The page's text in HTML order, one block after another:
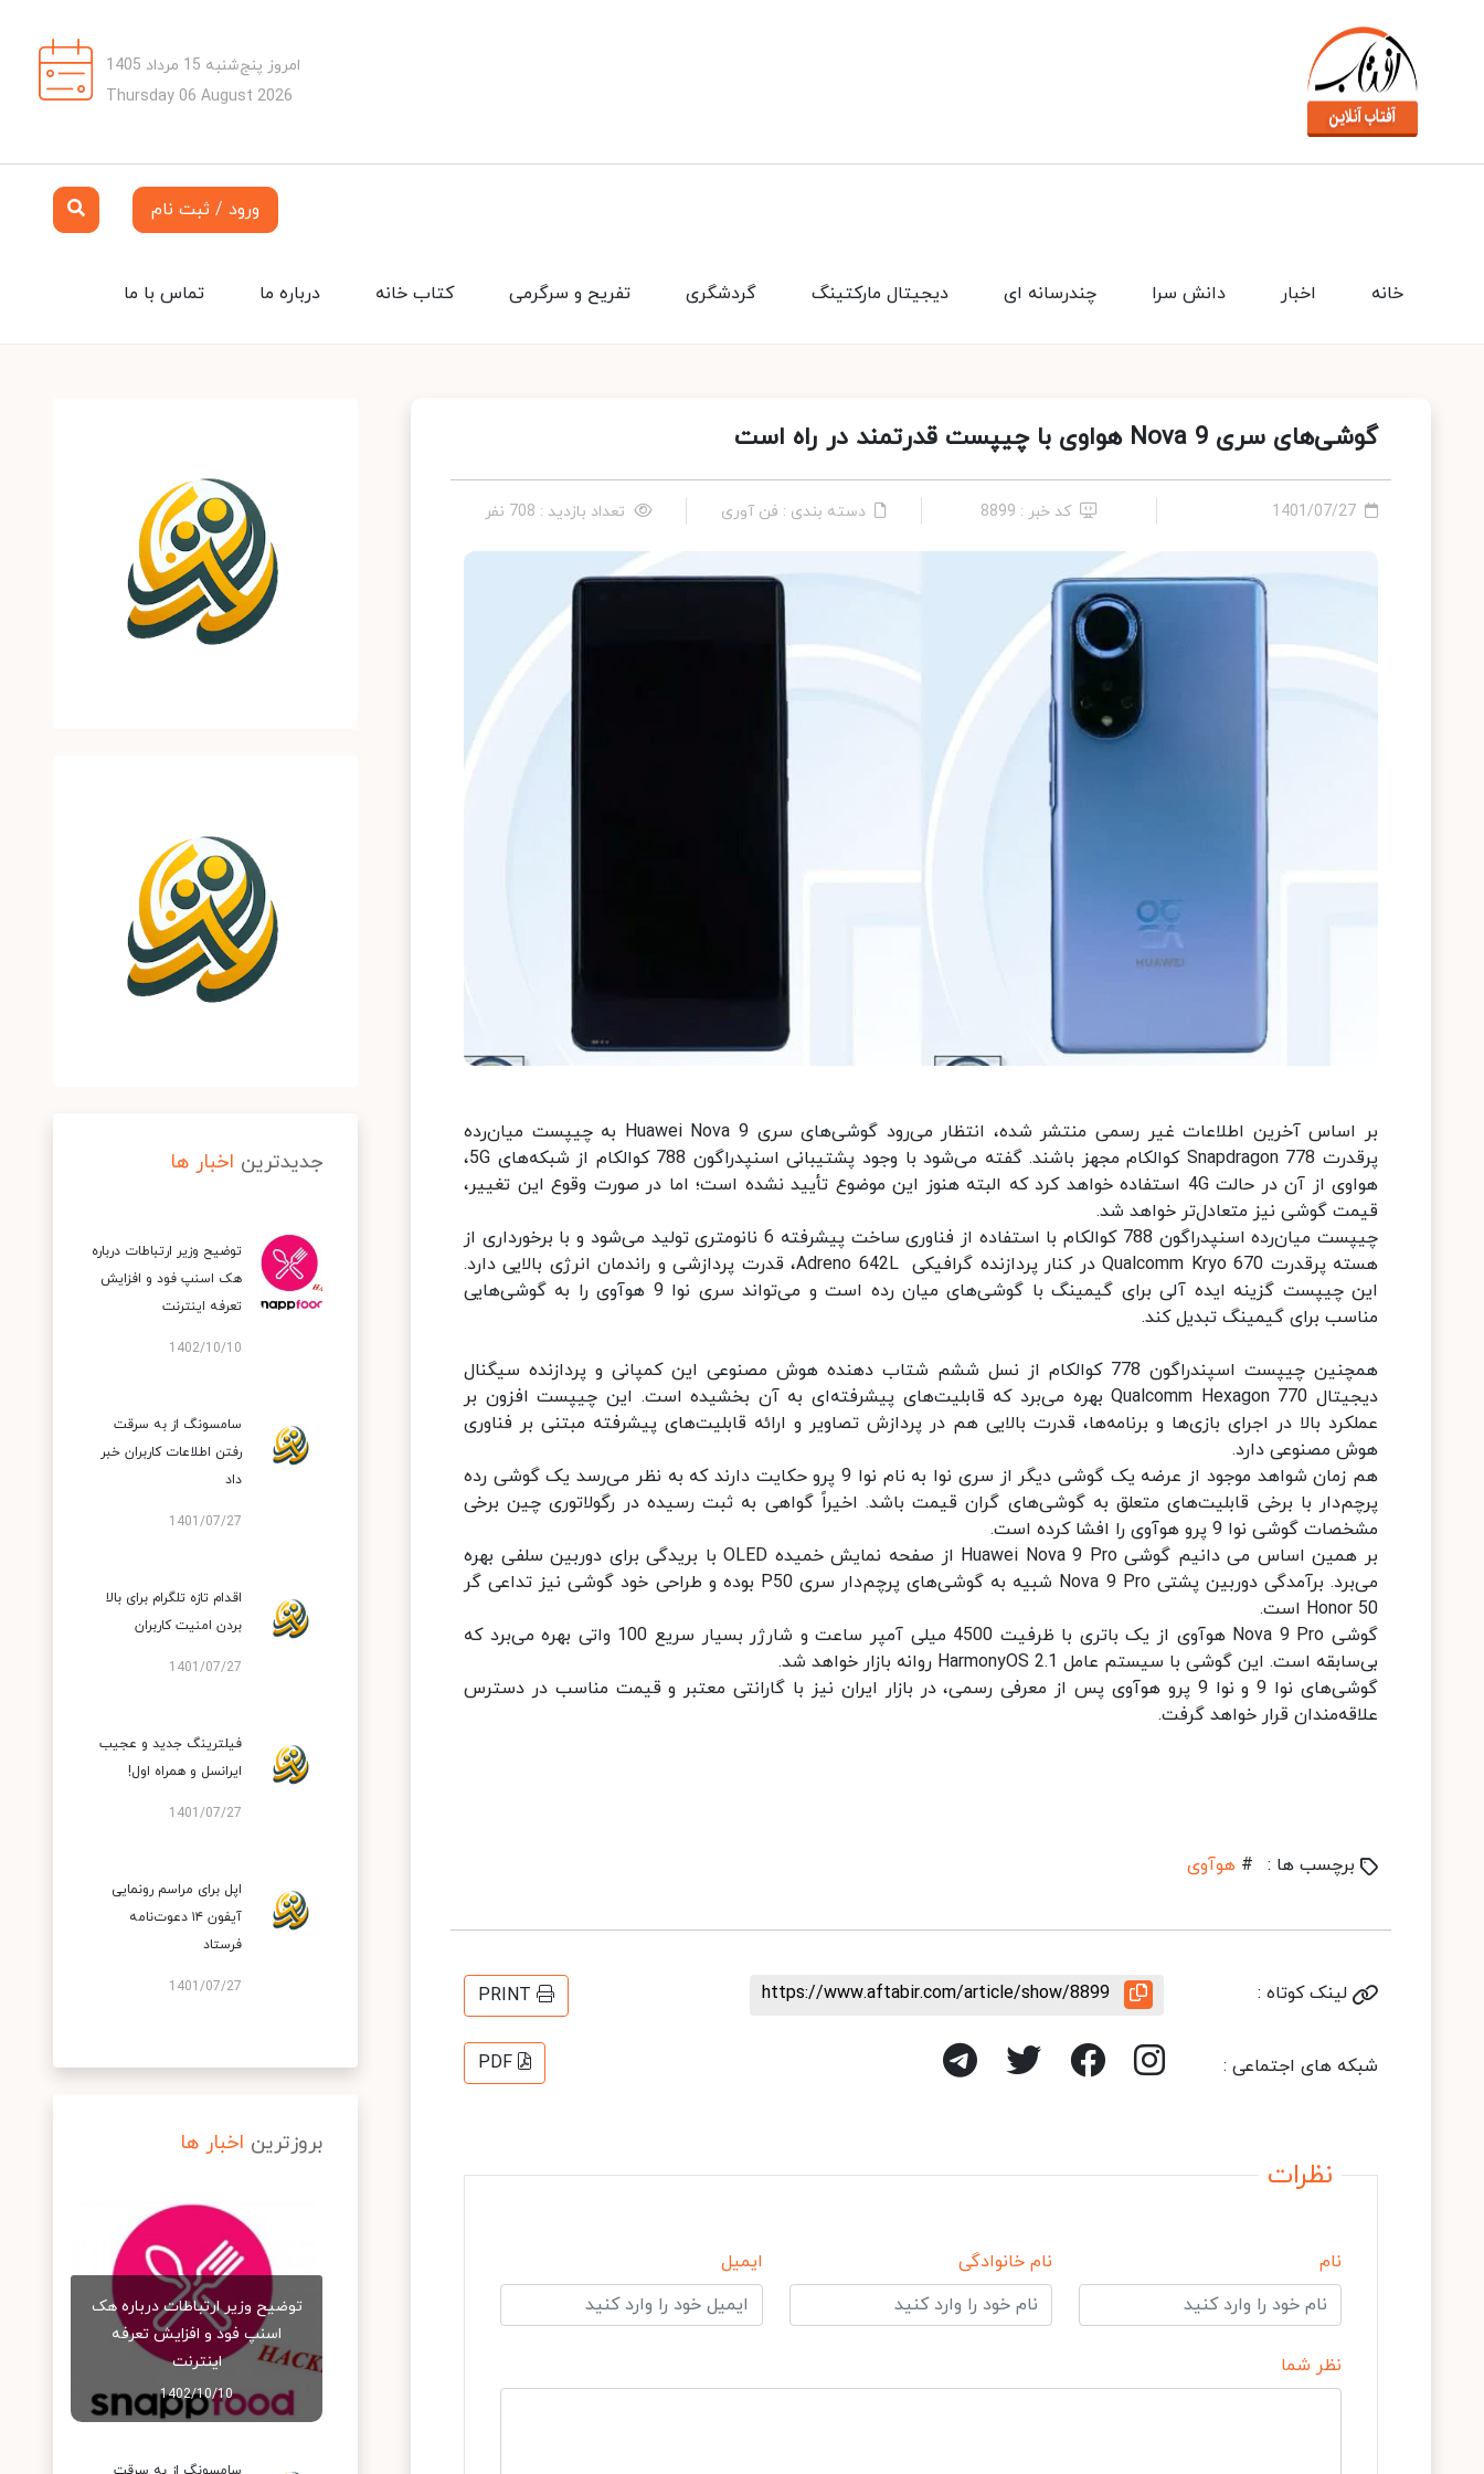
امروز پنج‌شنبه 15 مرداد 1405
Thursday 06 August 2026
ورود / ثبت نام
تماس با ما درباره ما کتاب خانه تفریح و سرگرمی گردشگری دیجیتال مارکتینگ چندرسانه ای دانش سرا اخبار خانه
گوشی‌های سری Nova 9 هواوی با چیپست قدرتمند در راه است
1401/07/27 کد خبر : 8899 دسته بندی : فن آوری تعداد بازدید : 708 نفر
بر اساس آخرین اطلاعات غیر رسمی منتشر شده، انتظار می‌رود گوشی‌های سری Huawei Nova 9 به چیپست میان‌رده
پرقدرت Snapdragon 778 کوالکام مجهز باشند. گفته می‌شود با وجود پشتیبانی اسنپدراگون 788 کوالکام از شبکه‌های 5G،
هواوی از آن در حالت 4G استفاده خواهد کرد که البته هنوز این موضوع تأیید نشده است؛ اما در صورت وقوع این تغییر،
قیمت گوشی نیز متعادل‌تر خواهد شد.
چیپست میان‌رده اسنپدراگون 788 کوالکام با استفاده از فناوری ساخت پیشرفته 6 نانومتری تولید می‌شود و با برخورداری از
هسته پرقدرت Qualcomm Kryo 670 در کنار پردازنده گرافیکی Adreno 642L، قدرت پردازشی و راندمان انرژی بالایی دارد.
این چیپست گزینه ایده آلی برای گیمینگ با گوشی‌های میان رده است و می‌تواند سری نوا 9 هوآوی را به گوشی‌هایی
مناسب برای گیمینگ تبدیل کند.
همچنین چیپست اسپندراگون 778 کوالکام از نسل ششم شتاب دهنده هوش مصنوعی این کمپانی و پردازنده سیگنال
دیجیتال Qualcomm Hexagon 770 بهره می‌برد که قابلیت‌های پیشرفته‌ای به آن بخشیده است. این چیپست افزون بر
عملکرد بالا در اجرای بازی‌ها و برنامه‌ها، قدرت بالایی هم در پردازش تصاویر و ارائه قابلیت‌های پیشرفته مبتنی بر فناوری
هوش مصنوعی دارد.
هم زمان شواهد موجود از عرضه یک گوشی دیگر از سری نوا به نام نوا 9 پرو حکایت دارند که به نظر می‌رسد یک گوشی رده
پرچم‌دار با برخی قابلیت‌های متعلق به گوشی‌های گران قیمت باشد. اخیراً گواهی به ثبت رسیده در رگولاتوری چین برخی
مشخصات گوشی نوا 9 پرو هوآوی را افشا کرده است.
بر همین اساس می دانیم گوشی Huawei Nova 9 Pro از صفحه نمایش خمیده OLED با بریدگی برای دوربین سلفی بهره
می‌برد. برآمدگی دوربین پشتی Nova 9 Pro شبیه به گوشی‌های پرچم‌دار سری P50 بوده و طراحی خود گوشی نیز تداعی گر
Honor 50 است.
گوشی Nova 9 Pro هوآوی از یک باتری با ظرفیت 4500 میلی آمپر ساعت و شارژر بسیار سریع 100 واتی بهره می‌برد که
بی‌سابقه است. این گوشی با سیستم عامل HarmonyOS 2.1 روانه بازار خواهد شد.
گوشی‌های نوا 9 و نوا 9 پرو هوآوی پس از معرفی رسمی، در بازار ایران نیز با گارانتی معتبر و قیمت مناسب در دسترس
علاقه‌مندان قرار خواهد گرفت.
برچسب ها : # هوآوی
لینک کوتاه : https://www.aftabir.com/article/show/8899
PRINT
شبکه های اجتماعی : PDF
نظرات
نام نام خانوادگی ایمیل
نظر شما
جدیدترین اخبار ها
توضیح وزیر ارتباطات درباره
هک اسنپ‌ فود و افزایش
تعرفه اینترنت
1402/10/10
سامسونگ از به سرقت
رفتن اطلاعات کاربران خبر
داد
1401/07/27
اقدام تازه تلگرام برای بالا
بردن امنیت کاربران
1401/07/27
فیلترینگ جدید و عجیب
ایرانسل و همراه اول!
1401/07/27
اپل برای مراسم رونمایی
آیفون ۱۴ دعوت‌نامه
فرستاد
1401/07/27
بروزترین اخبار ها
توضیح وزیر ارتباطات درباره هک
اسنپ‌ فود و افزایش تعرفه
اینترنت
1402/10/10